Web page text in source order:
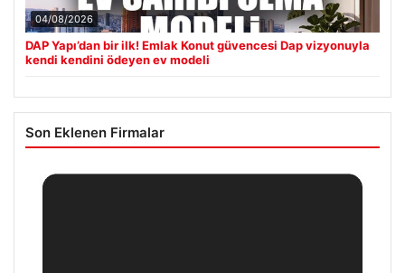
04/08/2026
DAP Yapı’dan bir ilk! Emlak Konut güvencesi Dap vizyonuyla
kendi kendini ödeyen ev modeli
Son Eklenen Firmalar